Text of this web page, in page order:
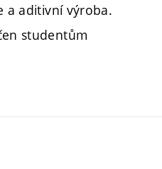
a aditivní výroba.
studentům